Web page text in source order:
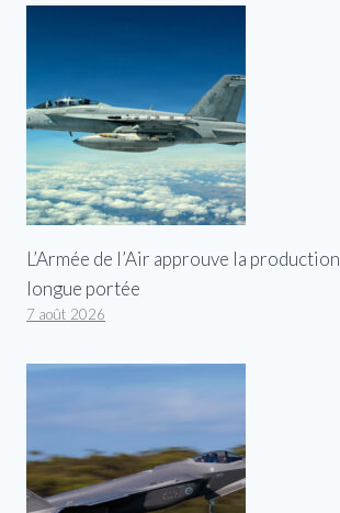
L’Armée de l’Air approuve la
longue portée
7 août 2026